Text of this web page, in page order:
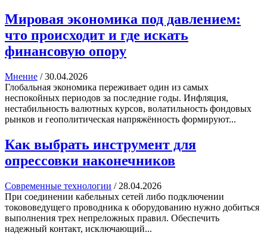
Мировая экономика под давлением:
что происходит и где искать
финансовую опору
Мнение /30.04.2026
Глобальная экономика переживает один из самых
неспокойных периодов за последние годы. Инфляция,
нестабильность валютных курсов, волатильность фондовых
рынков и геополитическая напряжённость формируют...
Как выбрать инструмент для
опрессовки наконечников
Современные технологии / 28.04.2026
При соединении кабельных сетей либо подключении
токововедущего проводника к оборудованию нужно добиться
выполнения трех непреложных правил. Обеспечить
надежный контакт, исключающий...